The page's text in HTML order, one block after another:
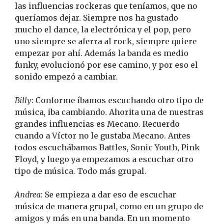
las influencias rockeras que teníamos, que no
queríamos dejar. Siempre nos ha gustado
mucho el dance, la electrónica y el pop, pero
uno siempre se aferra al rock, siempre quiere
empezar por ahí. Además la banda es medio
funky, evolucionó por ese camino, y por eso el
sonido empezó a cambiar.
Billy: Conforme íbamos escuchando otro tipo de
música, iba cambiando. Ahorita una de nuestras
grandes influencias es Mecano. Recuerdo
cuando a Víctor no le gustaba Mecano. Antes
todos escuchábamos Battles, Sonic Youth, Pink
Floyd, y luego ya empezamos a escuchar otro
tipo de música. Todo más grupal.
Andrea: Se empieza a dar eso de escuchar
música de manera grupal, como en un grupo de
amigos y más en una banda. En un momento